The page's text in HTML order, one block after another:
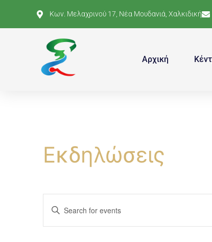
Κων. Μελαχρινού 17, Νέα Μουδανιά, Χαλκιδική
Αρχική
Εκδηλώσεις
Events
Search
Enter
Keyword.
for